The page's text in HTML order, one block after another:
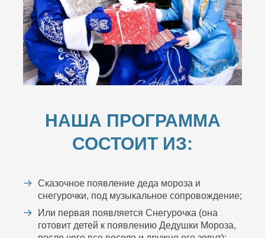
НАША ПРОГРАММА
СОСТОИТ ИЗ:
Сказочное появление деда мороза и
снегурочки, под музыкальное сопровождение;
Или первая появляется Снегурочка (она
готовит детей к появлению Дедушки Мороза,